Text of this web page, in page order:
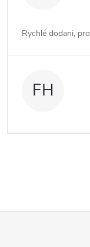
Rychlé dodani,
FH